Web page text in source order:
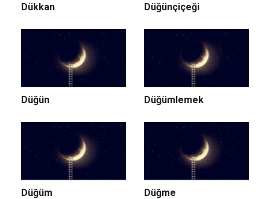
Dükkan Düğünçiçeği
Düğün Düğümlemek
Düğüm Düğme